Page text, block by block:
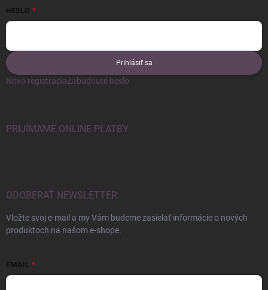
HESLO
Prihlásiť sa
Nová registráciaZabudnuté heslo
PRIJÍMAME ONLINE PLATBY
ODOBERAŤ NEWSLETTER
Vložte svoj e-mail a my Vám budeme zasielať informácie o nových
produktoch na našom e-shope.
EMAIL